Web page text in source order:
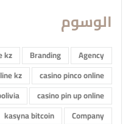
الوسوم
Agency
Branding
kz
casino pinco online
kz
casino pin up online
Company
kasyna bitcoin